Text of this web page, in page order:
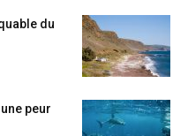
du
peur